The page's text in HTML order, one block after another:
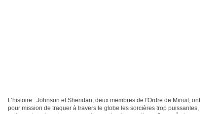
L’histoire : Johnson et Sheridan, deux membres de l'Ordre de Minuit, ont
pour mission de traquer à travers le globe les sorcières trop puissantes,